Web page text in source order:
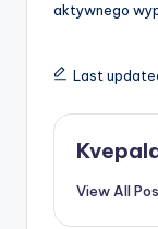
aktywnego
Last
View All